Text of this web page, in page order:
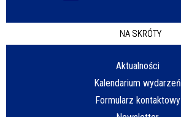
NA SKRÓTY
Aktualności
Kalendarium wydarzeń
Formularz kontaktowy